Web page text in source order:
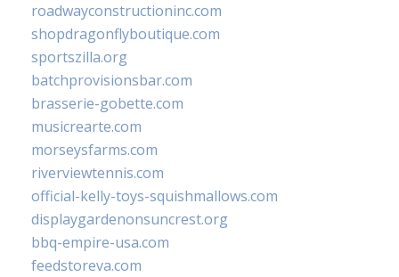
roadwayconstructioninc.com
shopdragonflyboutique.com
sportszilla.org
batchprovisionsbar.com
brasserie-gobette.com
musicrearte.com
morseysfarms.com
riverviewtennis.com
official-kelly-toys-squishmallows.com
displaygardenonsuncrest.org
bbq-empire-usa.com
feedstoreva.com